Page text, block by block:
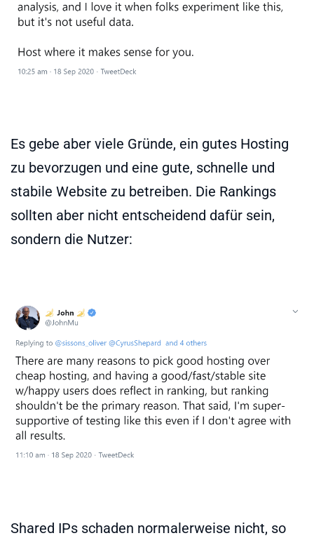
Es gebe aber viele Gründe, ein gutes Hosting
zu bevorzugen und eine gute, schnelle und
stabile Website zu betreiben. Die Rankings
sollten aber nicht entscheidend dafür sein,
sondern die Nutzer:
Shared IPs schaden normalerweise nicht, so